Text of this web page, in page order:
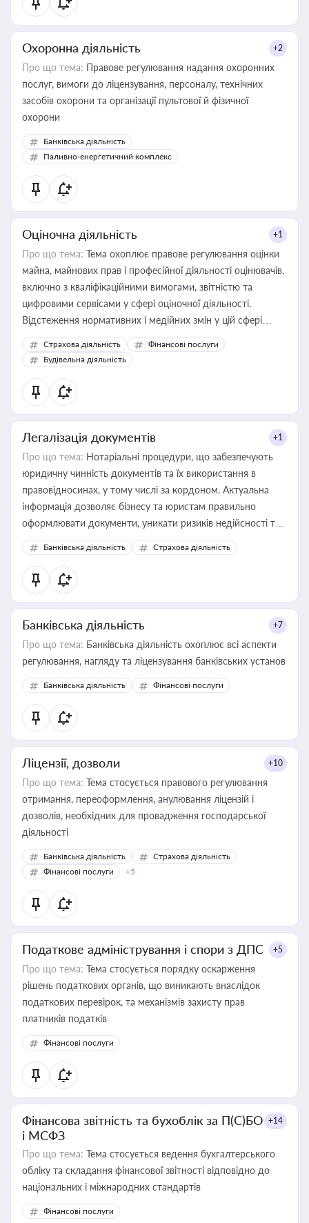
Охоронна діяльність +2
Про що тема: Правове регулювання надання охоронних
послуг, вимоги до ліцензування, персоналу, технічних
засобів охорони та організації пультової й фізичної
охорони
Банківська діяльність
Паливно-енергетичний комплекс
Оціночна діяльність +1
Про що тема: Тема охоплює правове регулювання оцінки
майна, майнових прав і професійної діяльності оцінювачів,
включно з кваліфікаційними вимогами, звітністю та
цифровими сервісами у сфері оціночної діяльності.
Відстеження нормативних і медійних змін у цій сфері
корисне для власника бізнесу, керівника, юриста або
бухгалтера під час оподаткування, приватизації, оренди
державного майна, корпоративних угод і перевірки
статусу суб'єктів оціночної діяльності
Страхова діяльність
Фінансові послуги
Будівельна діяльність
Легалізація документів +1
Про що тема: Нотаріальні процедури, що забезпечують
юридичну чинність документів та їх використання в
правовідносинах, у тому числі за кордоном. Актуальна
інформація дозволяє бізнесу та юристам правильно
оформлювати документи, уникати ризиків недійсності та
забезпечувати їх належне прийняття органами влади та
контрагентами
Банківська діяльність Страхова діяльність
Банківська діяльність +7
Про що тема: Банківська діяльність охоплює всі аспекти
регулювання, нагляду та ліцензування банківських установ
Банківська діяльність Фінансові послуги
Ліцензії, дозволи +10
Про що тема: Тема стосується правового регулювання
отримання, переоформлення, анулювання ліцензій і
дозволів, необхідних для провадження господарської
діяльності
Банківська діяльність
Страхова діяльність
Фінансові послуги
+5
Податкове адміністрування і спори з ДПС +5
Про що тема: Тема стосується порядку оскарження
рішень податкових органів, що виникають внаслідок
податкових перевірок, та механізмів захисту прав
платників податків
Фінансові послуги
Фінансова звітність та бухоблік за П(С)БО
і МСФЗ
+14
Про що тема: Тема стосується ведення бухгалтерського
обліку та складання фінансової звітності відповідно до
національних і міжнародних стандартів
Фінансові послуги